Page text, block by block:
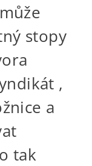
stopy
,
a
tak